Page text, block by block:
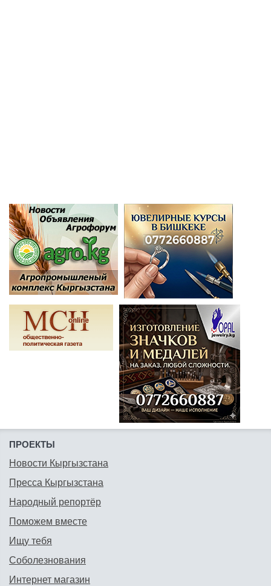
ПРОЕКТЫ
Новости Кыргызстана
Пресса Кыргызстана
Народный репортёр
Поможем вместе
Ищу тебя
Соболезнования
Интернет магазин